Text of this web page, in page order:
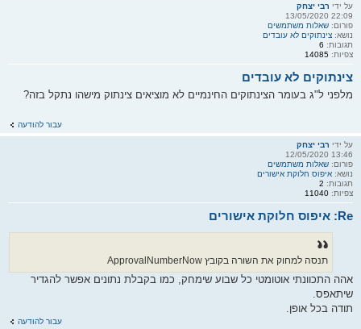
על ידי רבי יצחק
22:09 13/05/2020
פורום: שאלות משתמשים
נושא: צינתוקים לא עובדים
תגובות: 6
צפיות: 14085
צינתוקים לא עובדים
מלפני ל"ג בעומר הצינתוקים החינמיים לא מוציאים צינתוק מישהו נתקל בזה?
עבור להודעה
על ידי רבי יצחק
13:46 12/05/2020
פורום: שאלות משתמשים
נושא: איפוס חלוקת אישורים
תגובות: 2
צפיות: 11040
Re: איפוס חלוקת אישורים
תנסה למחוק את השורה בקובץ ApprovalNumberNow
אהה התכוונתי אוטומטי כל שבוע שימחק, כמו בקבלת נתונים אפשר להגדיר
שיתאפס.
תודה בכל אופן.
עבור להודעה